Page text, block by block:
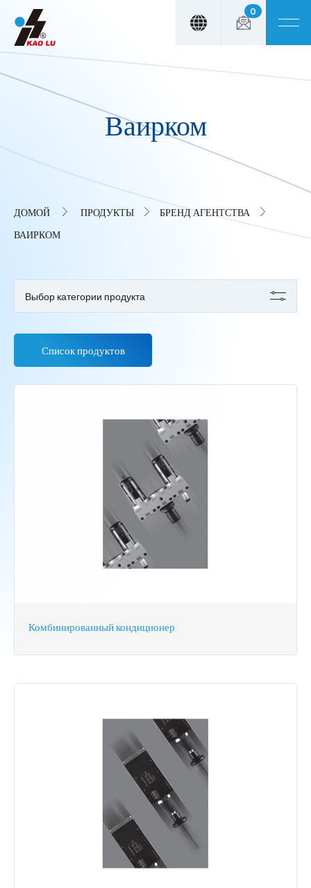
0
Ваирком
ДОМОЙ ПРОДУКТЫ
БРЕНД АГЕНТСТВА
ВАИРКОМ
Выбор категории продукта
Список продуктов
Комбинированный кондиционер
Панель управления cookies